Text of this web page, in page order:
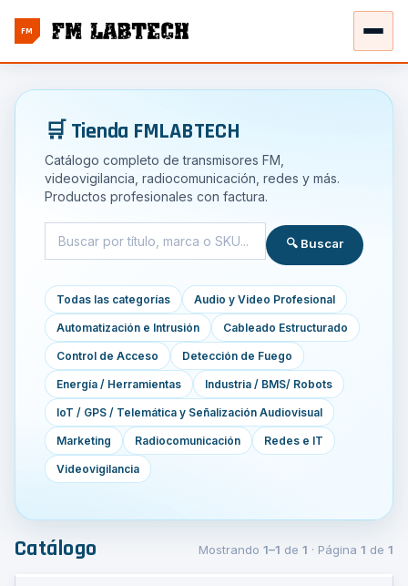
FM
🛒 Tienda FMLABTECH
Catálogo completo de transmisores FM,
videovigilancia, radiocomunicación, redes y más.
Productos profesionales con factura.
🔍 Buscar
Todas las categorías Audio y Video Profesional
Automatización e Intrusión Cableado Estructurado
Control de Acceso Detección de Fuego
Energía / Herramientas Industria / BMS/ Robots
IoT / GPS / Telemática y Señalización Audiovisual
Marketing Radiocomunicación Redes e IT
Videovigilancia
Catálogo Mostrando 1–1 de 1 · Página 1 de 1